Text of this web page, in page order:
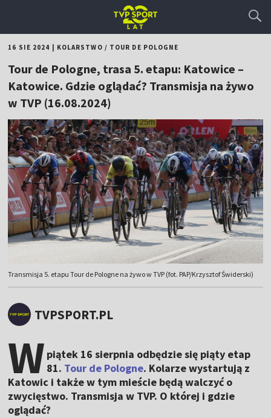
16 SIE 2024 KOLARSTWO / TOUR DE POLOGNE
Tour de Pologne, trasa 5. etapu: Katowice –
Katowice. Gdzie oglądać? Transmisja na żywo
w TVP (16.08.2024)
Transmisja 5. etapu Tour de Pologne na żywo w TVP (fot. PAP/Krzysztof Świderski)
TVPSPORT.PL
W piątek 16 sierpnia odbędzie się piąty etap
81. Tour de Pologne. Kolarze wystartują z
Katowic i także w tym mieście będą walczyć o
zwycięstwo. Transmisja w TVP. O której i gdzie
oglądać?